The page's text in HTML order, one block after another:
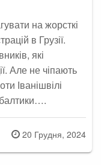
на жорсткі
в Грузії.
які
Але не чіпають
Іванішвілі
Posted
on
20 Грудня, 2024